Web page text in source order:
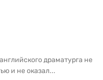
драматурга не
и не оказал...